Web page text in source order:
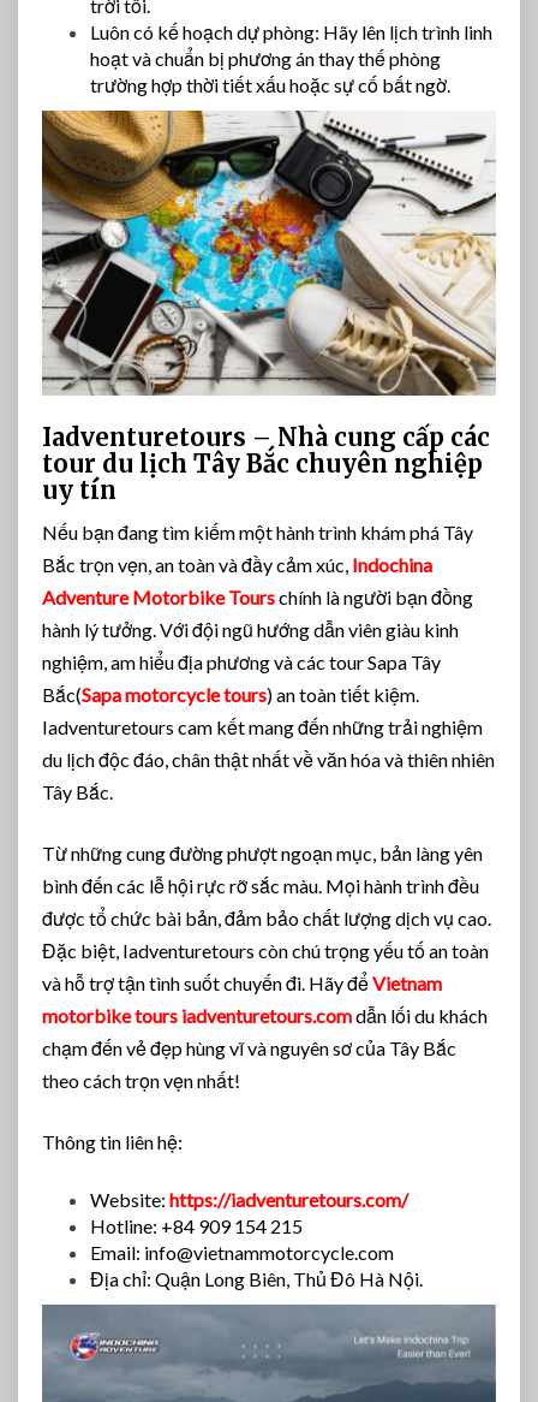
trời tối.
Luôn có kế hoạch dự phòng: Hãy lên lịch trình linh
hoạt và chuẩn bị phương án thay thế phòng
trường hợp thời tiết xấu hoặc sự cố bất ngờ.
Iadventuretours – Nhà cung cấp các
tour du lịch Tây Bắc chuyên nghiệp
uy tín
Nếu bạn đang tìm kiếm một hành trình khám phá Tây
Bắc trọn vẹn, an toàn và đầy cảm xúc, Indochina
Adventure Motorbike Tourschính là người bạn đồng
hành lý tưởng. Với đội ngũ hướng dẫn viên giàu kinh
nghiệm, am hiểu địa phương và các tour Sapa Tây
Bắc(Sapa motorcycle tours) an toàn tiết kiệm.
Iadventuretours cam kết mang đến những trải nghiệm
du lịch độc đáo, chân thật nhất về văn hóa và thiên nhiên
Tây Bắc.
Từ những cung đường phượt ngoạn mục, bản làng yên
bình đến các lễ hội rực rỡ sắc màu. Mọi hành trình đều
được tổ chức bài bản, đảm bảo chất lượng dịch vụ cao.
Đặc biệt, Iadventuretours còn chú trọng yếu tố an toàn
và hỗ trợ tận tình suốt chuyến đi. Hãy đểVietnam
motorbike tours iadventuretours.comdẫn lối du khách
chạm đến vẻ đẹp hùng vĩ và nguyên sơ của Tây Bắc
theo cách trọn vẹn nhất!
Thông tin liên hệ:
Website: https://iadventuretours.com/
Hotline: +84 909 154 215
Email: info@vietnammotorcycle.com
Địa chỉ: Quận Long Biên, Thủ Đô Hà Nội.